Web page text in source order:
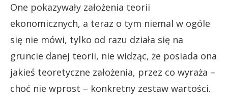
One pokazywały założenia teorii
ekonomicznych, a teraz o tym niemal w ogóle
się nie mówi, tylko od razu działa się na
gruncie danej teorii, nie widząc, że posiada ona
jakieś teoretyczne założenia, przez co wyraża –
choć nie wprost – konkretny zestaw wartości.